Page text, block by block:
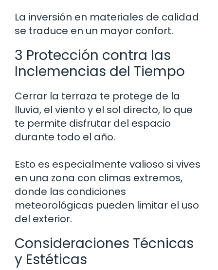
La inversión en materiales de calidad
se traduce en un mayor confort.
3 Protección contra las
Inclemencias del Tiempo
Cerrar la terraza te protege de la
lluvia, el viento y el sol directo, lo que
te permite disfrutar del espacio
durante todo el año.
Esto es especialmente valioso si vives
en una zona con climas extremos,
donde las condiciones
meteorológicas pueden limitar el uso
del exterior.
Consideraciones Técnicas
y Estéticas